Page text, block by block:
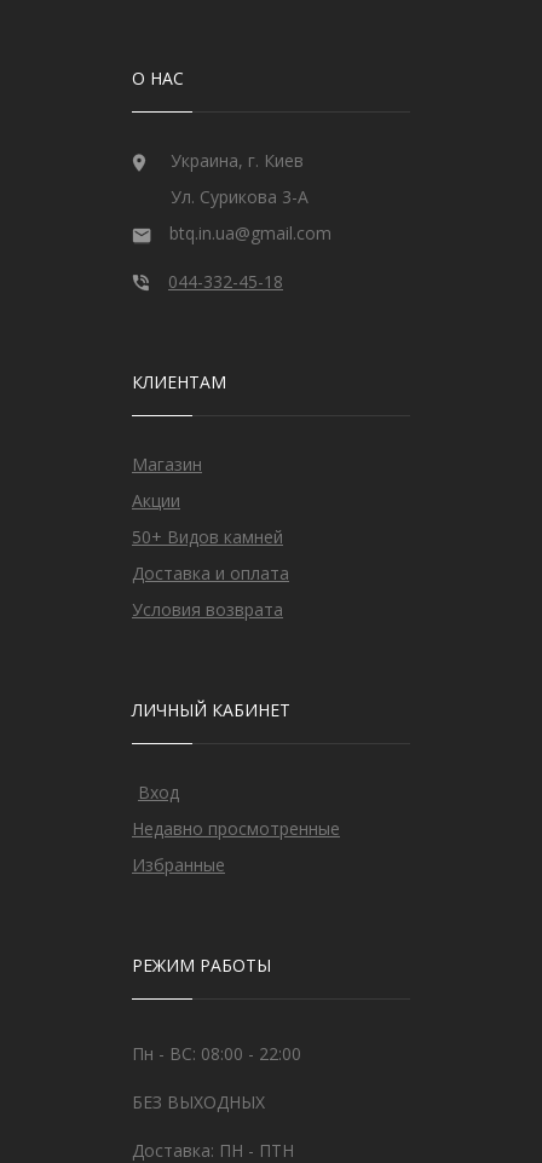
О НАС
Украина, г. Киев
Ул. Сурикова 3-А
btq.in.ua@gmail.com
044-332-45-18
КЛИЕНТАМ
Магазин
Акции
50+ Видов камней
Доставка и оплата
Условия возврата
ЛИЧНЫЙ КАБИНЕТ
Вход
Недавно просмотренные
Избранные
РЕЖИМ РАБОТЫ
Пн - ВС: 08:00 - 22:00
БЕЗ ВЫХОДНЫХ
Доставка: ПН - ПТН